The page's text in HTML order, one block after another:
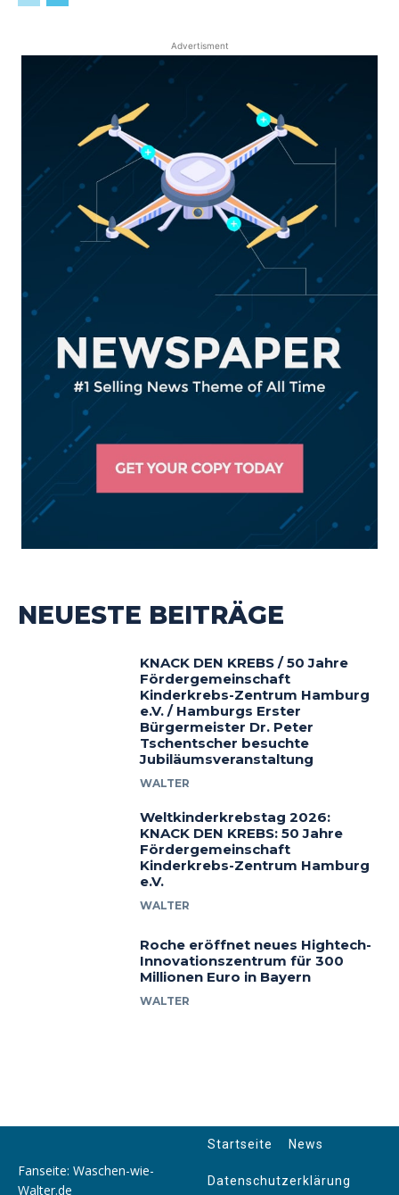
Advertisment
NEUESTE BEITRÄGE
KNACK DEN KREBS / 50 Jahre
Fördergemeinschaft
Kinderkrebs-Zentrum Hamburg
e.V. / Hamburgs Erster
Bürgermeister Dr. Peter
Tschentscher besuchte
Jubiläumsveranstaltung
WALTER
Weltkinderkrebstag 2026:
KNACK DEN KREBS: 50 Jahre
Fördergemeinschaft
Kinderkrebs-Zentrum Hamburg
e.V.
WALTER
Roche eröffnet neues Hightech-
Innovationszentrum für 300
Millionen Euro in Bayern
WALTER
Fanseite: Waschen-wie-
Walter.de
Startseite News
Datenschutzerklärung